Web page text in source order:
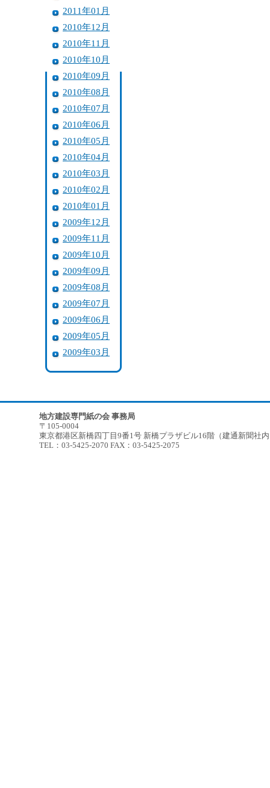
2011年01月
2010年12月
2010年11月
2010年10月
2010年09月
2010年08月
2010年07月
2010年06月
2010年05月
2010年04月
2010年03月
2010年02月
2010年01月
2009年12月
2009年11月
2009年10月
2009年09月
2009年08月
2009年07月
2009年06月
2009年05月
2009年03月
地方建設専門紙の会 事務局
〒105-0004
東京都港区新橋四丁目9番1号 新橋プラザビル16階（建通新聞社
TEL：03-5425-2070 FAX：03-5425-2075